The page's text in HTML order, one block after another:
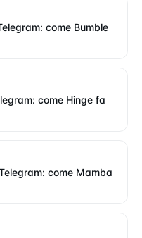
come Bumble
come Hinge fa
come Mamba